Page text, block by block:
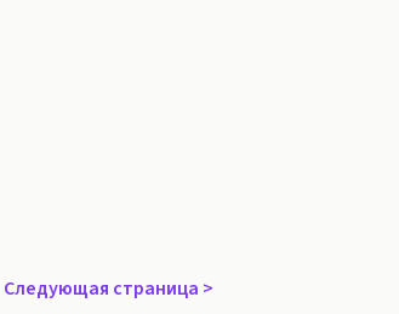
Следующая страница >